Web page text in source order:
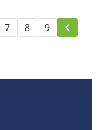
7 8 9